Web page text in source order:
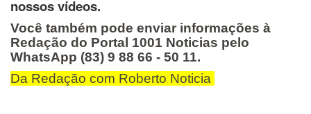
nossos vídeos.
Você também pode enviar informações à
Redação do Portal 1001 Noticias pelo
WhatsApp (83) 9 88 66 - 50 11.
Da Redação com Roberto Noticia